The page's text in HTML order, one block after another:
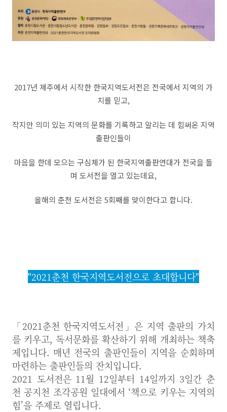
2017년 제주에서 시작한 한국지역도서전은 전국에서 지역의 가
치를 믿고,
작지만 의미 있는 지역의 문화를 기록하고 알리는 데 힘써온 지역
출판인들이
마음을 한데 모으는 구심체가 된 한국지역출판연대가 전국을 돌
며 도서전을 열고 있는데요,
올해의 춘천 도서전은 5회째를 맞이한다고 합니다.
"2021춘천 한국지역도서전으로 초대합니다"
「2021춘천 한국지역도서전」은 지역 출판의 가치
를 키우고, 독서문화를 확산하기 위해 개최하는 책축
제입니다. 매년 전국의 출판인들이 지역을 순회하며
마련하는 출판인들의 잔치입니다.
2021 도서전은 11월 12일부터 14일까지 3일간 춘
천 공지천 조각공원 일대에서 ‘책으로 키우는 지역의
힘’을 주제로 열립니다.